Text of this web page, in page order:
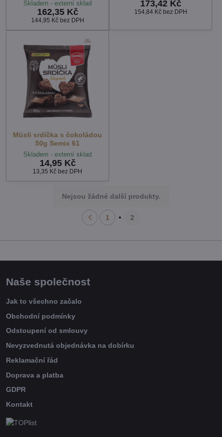
Skladem - externí sklad
162,35 Kč
144,95 Kč bez DPH
173,42 Kč
154,84 Kč bez DPH
Müsli srdíčka s čokoládou
50g Semix 61
Skladem - externí sklad
14,95 Kč
13,35 Kč bez DPH
Nejsou žádné další produkty.
1 2
Naše společnost
Jak to všechno začalo
Obchodní podmínky
Odstoupení od smlouvy
Nevyzvednutá objednávka na dobírku
Reklamační řád
Doprava a platba
GDPR
Kontakt